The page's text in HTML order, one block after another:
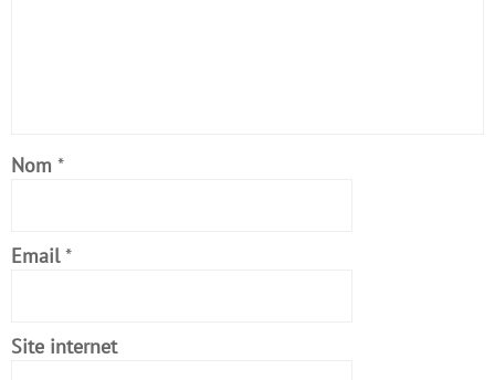
Nom *
Email *
Site internet